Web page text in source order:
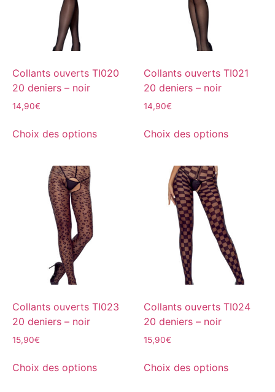
Collants ouverts TI020
20 deniers – noir
14,90€
Choix des options
Collants ouverts TI021
20 deniers – noir
14,90€
Choix des options
Collants ouverts TI023
20 deniers – noir
15,90€
Choix des options
Collants ouverts TI024
20 deniers – noir
15,90€
Choix des options